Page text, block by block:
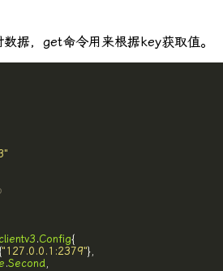
据， get命令用来根据key获取值。
clientv3 .Config
"127.0.0.1:2379"
.Second